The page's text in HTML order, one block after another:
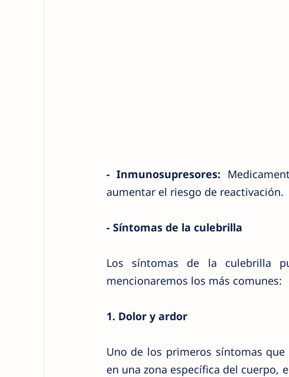
- Inmunosupresores:
aumentar el riesgo de reactivación.
- Síntomas de la culebrilla
Los síntomas de la culebrilla
mencionaremos los más comunes:
1. Dolor y ardor
Uno de los primeros síntomas
en una zona específica del cuerpo,